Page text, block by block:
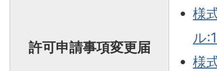
許可申請事項変更届
様
ル
様